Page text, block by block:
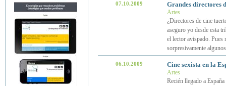
07.10.2009 Grandes directores
Artes
¿Directores de cine
aseguro yo desde esta
el lector avispado. Pues
sorpresivamente
06.10.2009 Cine sexista en la
Artes
Recién llegado a